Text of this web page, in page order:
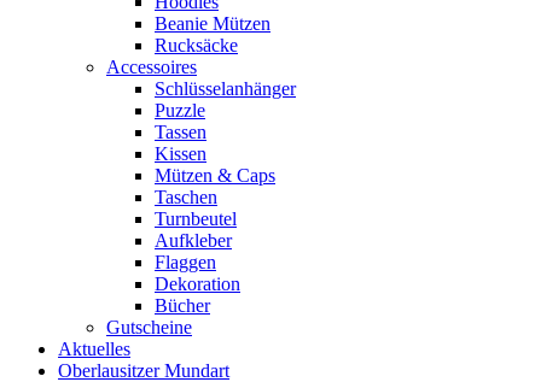
Beanie Mützen
Rucksäcke
Accessoires
Schlüsselanhänger
Puzzle
Tassen
Kissen
Mützen & Caps
Taschen
Turnbeutel
Aufkleber
Flaggen
Dekoration
Bücher
Gutscheine
Aktuelles
Oberlausitzer Mundart